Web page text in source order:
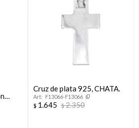
Cruz de plata 925, CHATA.
F13066-F13066
$ 1.645 $2.350